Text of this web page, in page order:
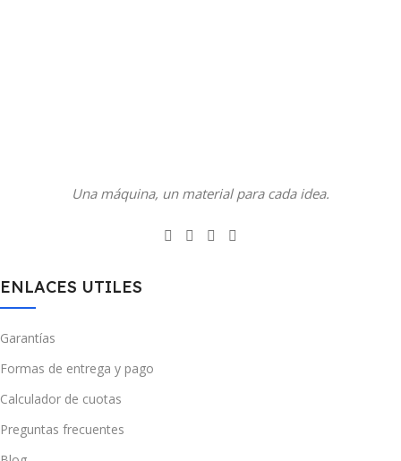
Una máquina, un material para cada idea.
ENLACES UTILES
Garantías
Formas de entrega y pago
Calculador de cuotas
Preguntas frecuentes